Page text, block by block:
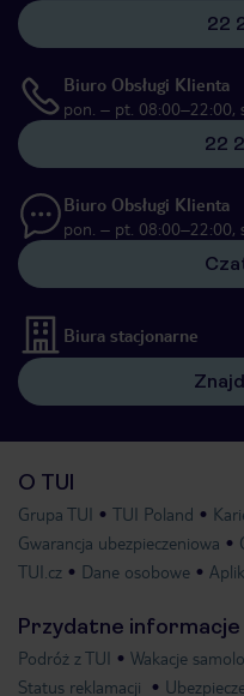
22
Biuro Obsługi Klienta
pon. – pt. 08:00–22:00,
22
Biuro Obsługi Klienta
pon. – pt. 08:00–22:00,
Biura stacjonarne
O TUI
Grupa TUI TUI Poland
Gwarancja ubezpieczeniowa
TUI.cz
Dane osobowe
Przydatne informacje
Podróż z TUI Wakacje
Status reklamacji